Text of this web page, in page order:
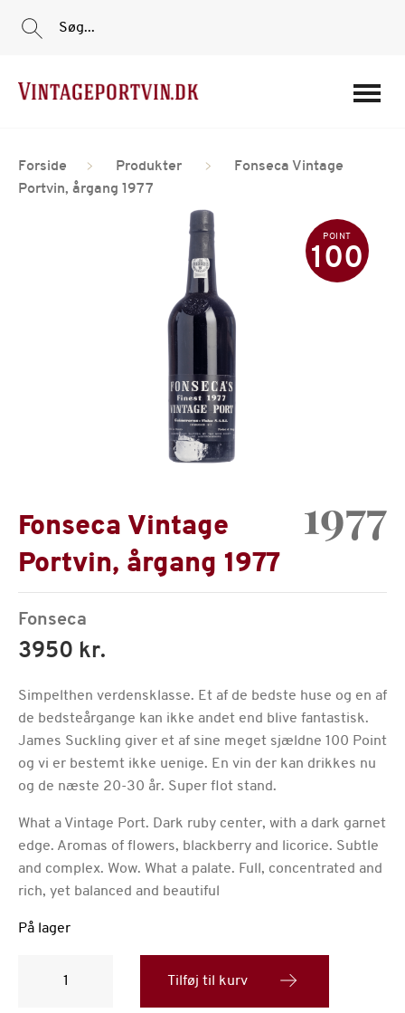
Tilbud
Film
Portvinshuse
Søg...
Forside Produkter
Fonseca Vintage
Portvin, årgang 1977
POINT
100
Fonseca Vintage
Portvin, årgang 1977
1977
Fonseca
3950 kr.
Simpelthen verdensklasse. Et af de bedste huse og en af
de bedsteårgange kan ikke andet end blive fantastisk.
James Suckling giver et af sine meget sjældne 100 Point
og vi er bestemt ikke uenige. En vin der kan drikkes nu
og de næste 20-30 år. Super flot stand.
What a Vintage Port. Dark ruby center, with a dark garnet
edge. Aromas of flowers, blackberry and licorice. Subtle
and complex. Wow. What a palate. Full, concentrated and
rich, yet balanced and beautiful
På lager
Vintage
Tilføj til kurv